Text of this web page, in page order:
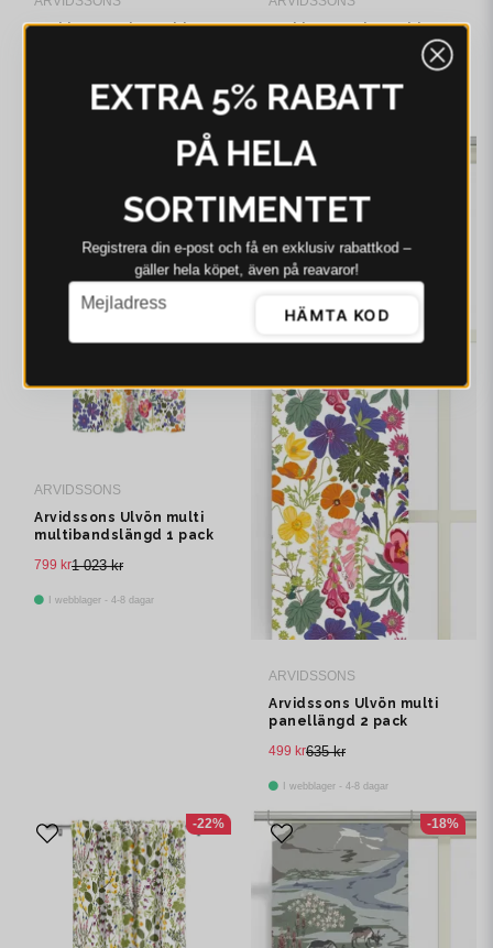
Arvidssons Vintertid
I webblager - 4-8 dagar
Arvidssons Vintertid
ljusblå panellängd 2
I webblager - 4-8 dagar
ARVIDSSONS
Arvidssons Ulvön multi
multibandslängd 1 pack
1 023 kr
799 kr
I webblager - 4-8 dagar
-22%
ARVIDSSONS
Arvidssons Ulvön multi
panellängd 2 pack
635 kr
499 kr
I webblager - 4-8 dagar
-22% -18%
EXTRA 5% RABATT
PÅ HELA
SORTIMENTET
Registrera din e‑post och få en exklusiv rabattkod –
gäller hela köpet, även på reavaror!
email
Mejladress
HÄMTA KOD